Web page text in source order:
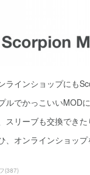
ラインショップにも
ルでかっこいいMOD
スリーブも交換でき
、オンラインショップ
(387)